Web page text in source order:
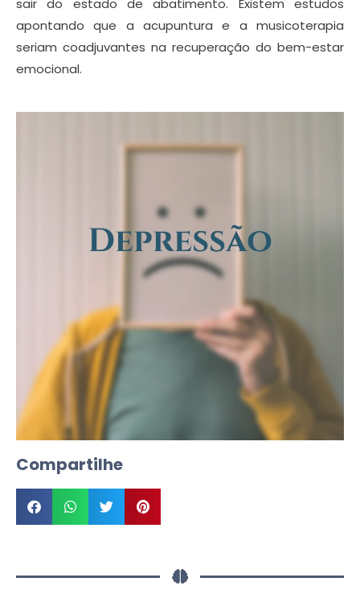
sair do estado de abatimento. Existem estudos
apontando que a acupuntura e a musicoterapia
seriam coadjuvantes na recuperação do bem-estar
emocional.
Compartilhe